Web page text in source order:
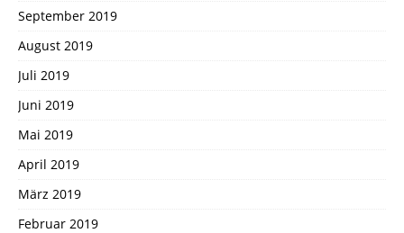
September 2019
August 2019
Juli 2019
Juni 2019
Mai 2019
April 2019
März 2019
Februar 2019